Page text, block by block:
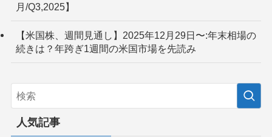
月/Q3,2025】
【米国株、週間見通し】2025年12月29日〜:年末相場の
続きは？年跨ぎ1週間の米国市場を先読み
人気記事